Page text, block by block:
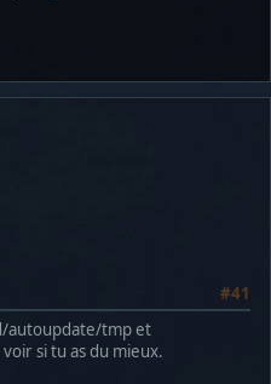
#41
autoupdate/tmp et
si tu as du mieux.